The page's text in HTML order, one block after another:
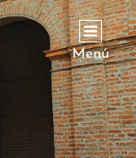
Menú